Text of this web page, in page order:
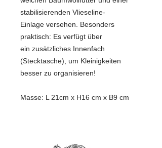
stabilisierenden Vlieseline-
Einlage versehen. Besonders
praktisch: Es verfügt über
ein zusätzliches Innenfach
(Stecktasche), um Kleinigkeiten
besser zu organisieren!
Masse: L 21cm x H16 cm x B9 cm